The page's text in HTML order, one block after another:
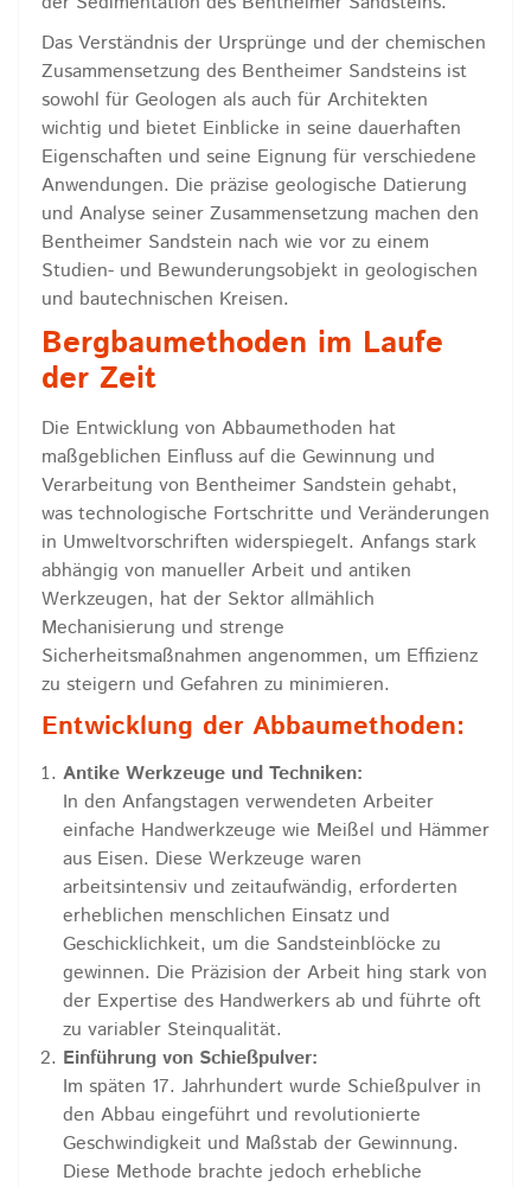
Das Verständnis der Ursprünge und der chemischen
Zusammensetzung des Bentheimer Sandsteins ist
sowohl für Geologen als auch für Architekten
wichtig und bietet Einblicke in seine dauerhaften
Eigenschaften und seine Eignung für verschiedene
Anwendungen. Die präzise geologische Datierung
und Analyse seiner Zusammensetzung machen den
Bentheimer Sandstein nach wie vor zu einem
Studien- und Bewunderungsobjekt in geologischen
und bautechnischen Kreisen.
Bergbaumethoden im Laufe
der Zeit
Die Entwicklung von Abbaumethoden hat
maßgeblichen Einfluss auf die Gewinnung und
Verarbeitung von Bentheimer Sandstein gehabt,
was technologische Fortschritte und Veränderungen
in Umweltvorschriften widerspiegelt. Anfangs stark
abhängig von manueller Arbeit und antiken
Werkzeugen, hat der Sektor allmählich
Mechanisierung und strenge
Sicherheitsmaßnahmen angenommen, um Effizienz
zu steigern und Gefahren zu minimieren.
Entwicklung der Abbaumethoden:
Antike Werkzeuge und Techniken:
In den Anfangstagen verwendeten Arbeiter
einfache Handwerkzeuge wie Meißel und Hämmer
aus Eisen. Diese Werkzeuge waren
arbeitsintensiv und zeitaufwändig, erforderten
erheblichen menschlichen Einsatz und
Geschicklichkeit, um die Sandsteinblöcke zu
gewinnen. Die Präzision der Arbeit hing stark von
der Expertise des Handwerkers ab und führte oft
zu variabler Steinqualität.
Einführung von Schießpulver:
Im späten 17. Jahrhundert wurde Schießpulver in
den Abbau eingeführt und revolutionierte
Geschwindigkeit und Maßstab der Gewinnung.
Diese Methode brachte jedoch erhebliche